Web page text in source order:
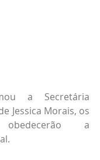
a Secretária
Jessica Morais, os
obedecerão a